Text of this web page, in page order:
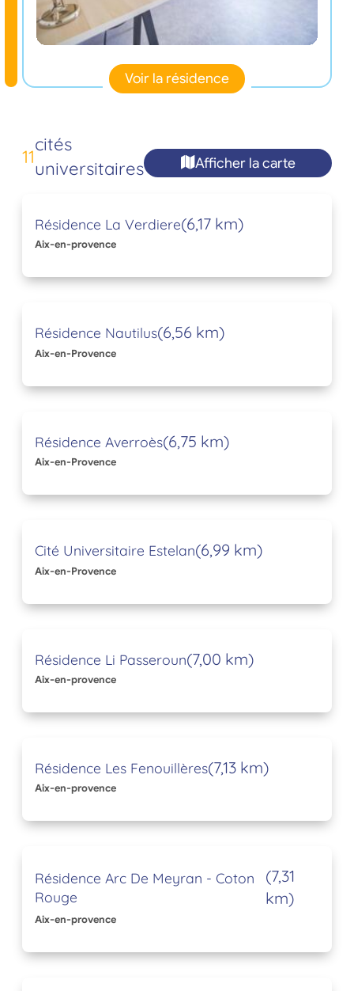
Voir la résidence
11
cités
universitaires
Afficher la carte
Résidence La Verdiere(6,17 km)
Aix-en-provence
Résidence Nautilus(6,56 km)
Aix-en-Provence
Résidence Averroès(6,75 km)
Aix-en-Provence
Cité Universitaire Estelan(6,99 km)
Aix-en-Provence
Résidence Li Passeroun(7,00 km)
Aix-en-provence
Résidence Les Fenouillères(7,13 km)
Aix-en-provence
Résidence Arc De Meyran - Coton
Rouge
(7,31
km)
Aix-en-provence